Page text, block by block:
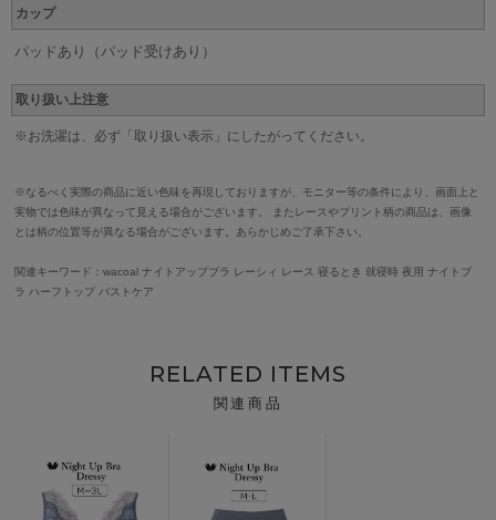
カップ
パッドあり（パッド受けあり）
取り扱い上注意
※お洗濯は、必ず「取り扱い表示」にしたがってください。
※なるべく実際の商品に近い色味を再現しておりますが、モニター等の条件により、画面上と
実物では色味が異なって見える場合がございます。 またレースやプリント柄の商品は、画像
とは柄の位置等が異なる場合がございます。あらかじめご了承下さい。
関連キーワード：wacoal ナイトアップブラ レーシィ レース 寝るとき 就寝時 夜用 ナイトブ
ラ ハーフトップ バストケア
RELATED ITEMS
関連商品